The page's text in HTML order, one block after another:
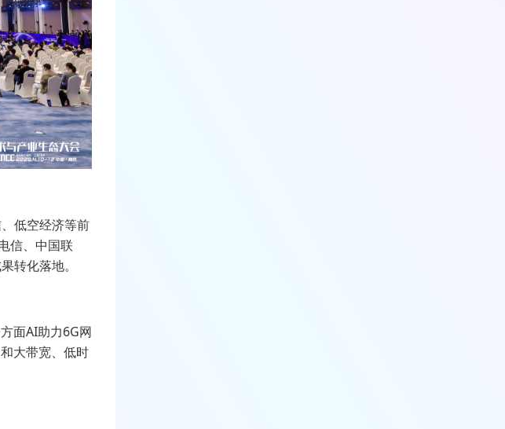
低空经济等前
信、中国联
转化落地。
面AI助力6G网
大带宽、低时